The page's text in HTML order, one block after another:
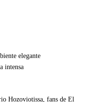
elegante
intensa
Hozoviotissa, fans de El